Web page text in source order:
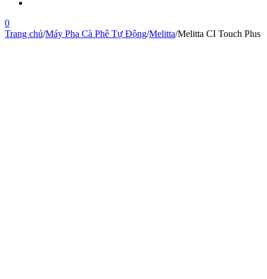
0
Trang chủ/Máy Pha Cà Phê Tự Động/Melitta/Melitta CI Touch Plus